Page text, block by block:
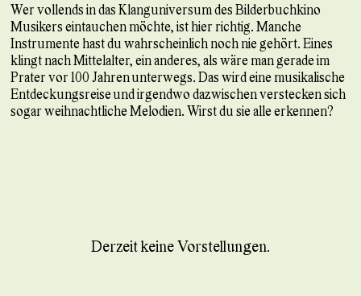
Derzeit keine Vorstellungen.
Wer vollends in das Klanguniversum des Bilderbuchkino
Musikers eintauchen möchte, ist hier richtig. Manche
Instrumente hast du wahrscheinlich noch nie gehört. Eines
klingt nach Mittelalter, ein anderes, als wäre man gerade im
Prater vor 100 Jahren unterwegs. Das wird eine musikalische
Entdeckungsreise und irgendwo dazwischen verstecken sich
sogar weihnachtliche Melodien. Wirst du sie alle erkennen?